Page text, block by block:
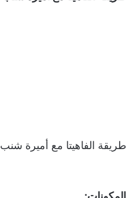
طريقة الفاهيتا مع أميرة شنب